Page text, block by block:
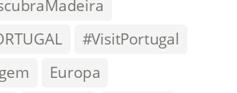
#VisitPortugal
Europa